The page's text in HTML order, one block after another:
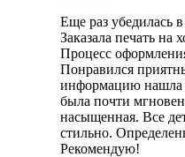
Еще раз убедилась
Заказала печать на
Процесс
Понравился
информацию нашла
была почти
насыщенная. Все
стильно.
Рекомендую!